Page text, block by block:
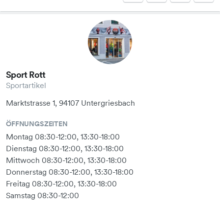
Sport Rott
Sportartikel
Marktstrasse 1, 94107 Untergriesbach
ÖFFNUNGSZEITEN
Montag 08:30-12:00, 13:30-18:00
Dienstag 08:30-12:00, 13:30-18:00
Mittwoch 08:30-12:00, 13:30-18:00
Donnerstag 08:30-12:00, 13:30-18:00
Freitag 08:30-12:00, 13:30-18:00
Samstag 08:30-12:00